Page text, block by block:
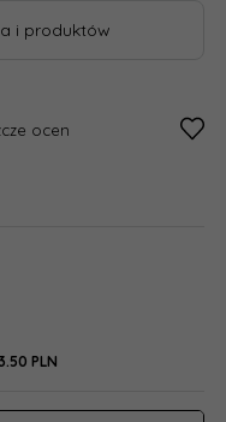
i produktów
ocen
PLN